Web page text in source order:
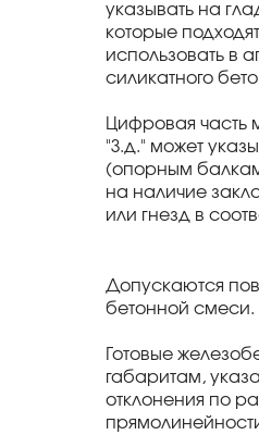
указывать на
которые
использовать в
силикатного
Цифровая
"З.д." может
(опорным
на наличие
или гнезд в
Допускаются
бетонной смеси.
Готовые
габаритам,
отклонения по